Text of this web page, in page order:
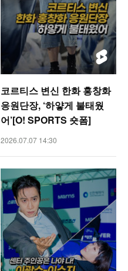
코르티스 변신 한화 홍창화
응원단장, ‘하얗게 불태웠
어’[O! SPORTS 숏폼]
2026.07.07 14:30